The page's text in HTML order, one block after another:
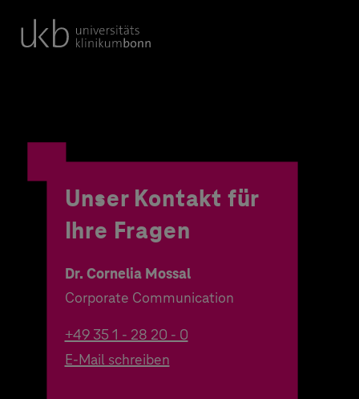
Unser Kontakt für
Ihre Fragen
Dr. Cornelia Mossal
Corporate Communication
+49 35 1 - 28 20 - 0
E-Mail schreiben